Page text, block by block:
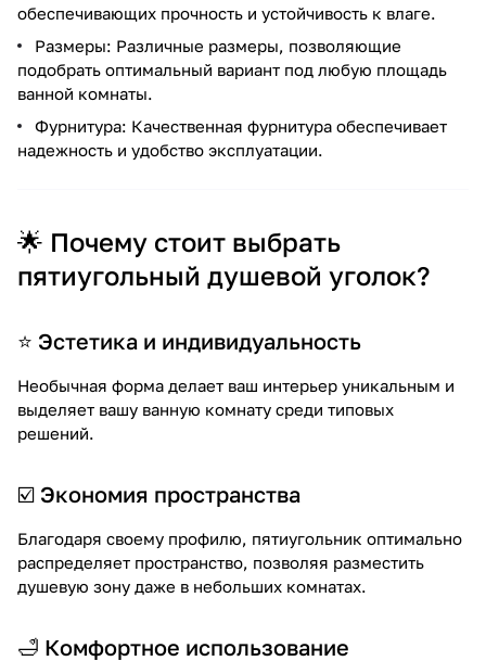
обеспечивающих прочность и устойчивость к влаге.
Размеры: Различные размеры, позволяющие
подобрать оптимальный вариант под любую площадь
ванной комнаты.
Фурнитура: Качественная фурнитура обеспечивает
надежность и удобство эксплуатации.
🌟 Почему стоит выбрать
пятиугольный душевой уголок?
⭐ Эстетика и индивидуальность
Необычная форма делает ваш интерьер уникальным и
выделяет вашу ванную комнату среди типовых
решений.
☑️ Экономия пространства
Благодаря своему профилю, пятиугольник оптимально
распределяет пространство, позволяя разместить
душевую зону даже в небольших комнатах.
🛁 Комфортное использование